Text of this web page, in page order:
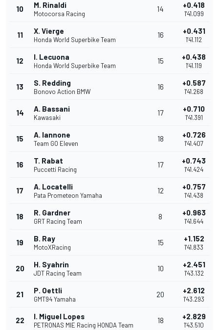
10 M. Rinaldi
Motocorsa Racing
14 +0.418
1'41.099
11 X. Vierge
Honda World Superbike Team
16 +0.431
1'41.112
12 I. Lecuona
Honda World Superbike Team
15 +0.438
1'41.119
13 S. Redding
Bonovo Action BMW
16 +0.587
1'41.268
14 A. Bassani
Kawasaki
17 +0.710
1'41.391
15 A. Iannone
Team GO Eleven
18 +0.726
1'41.407
16 T. Rabat
Puccetti Racing
17 +0.743
1'41.424
17 A. Locatelli
Pata Prometeon Yamaha
12 +0.757
1'41.438
18 R. Gardner
GRT Racing Team
8 +0.963
1'41.644
19 B. Ray
MotoXRacing
15 +1.152
1'41.833
20 H. Syahrin
JDT Racing Team
10 +2.451
1'43.132
21 P. Oettli
GMT94 Yamaha
20 +2.612
1'43.293
22 I. Miguel Lopes
PETRONAS MIE Racing HONDA Team
18 +2.829
1'43.510